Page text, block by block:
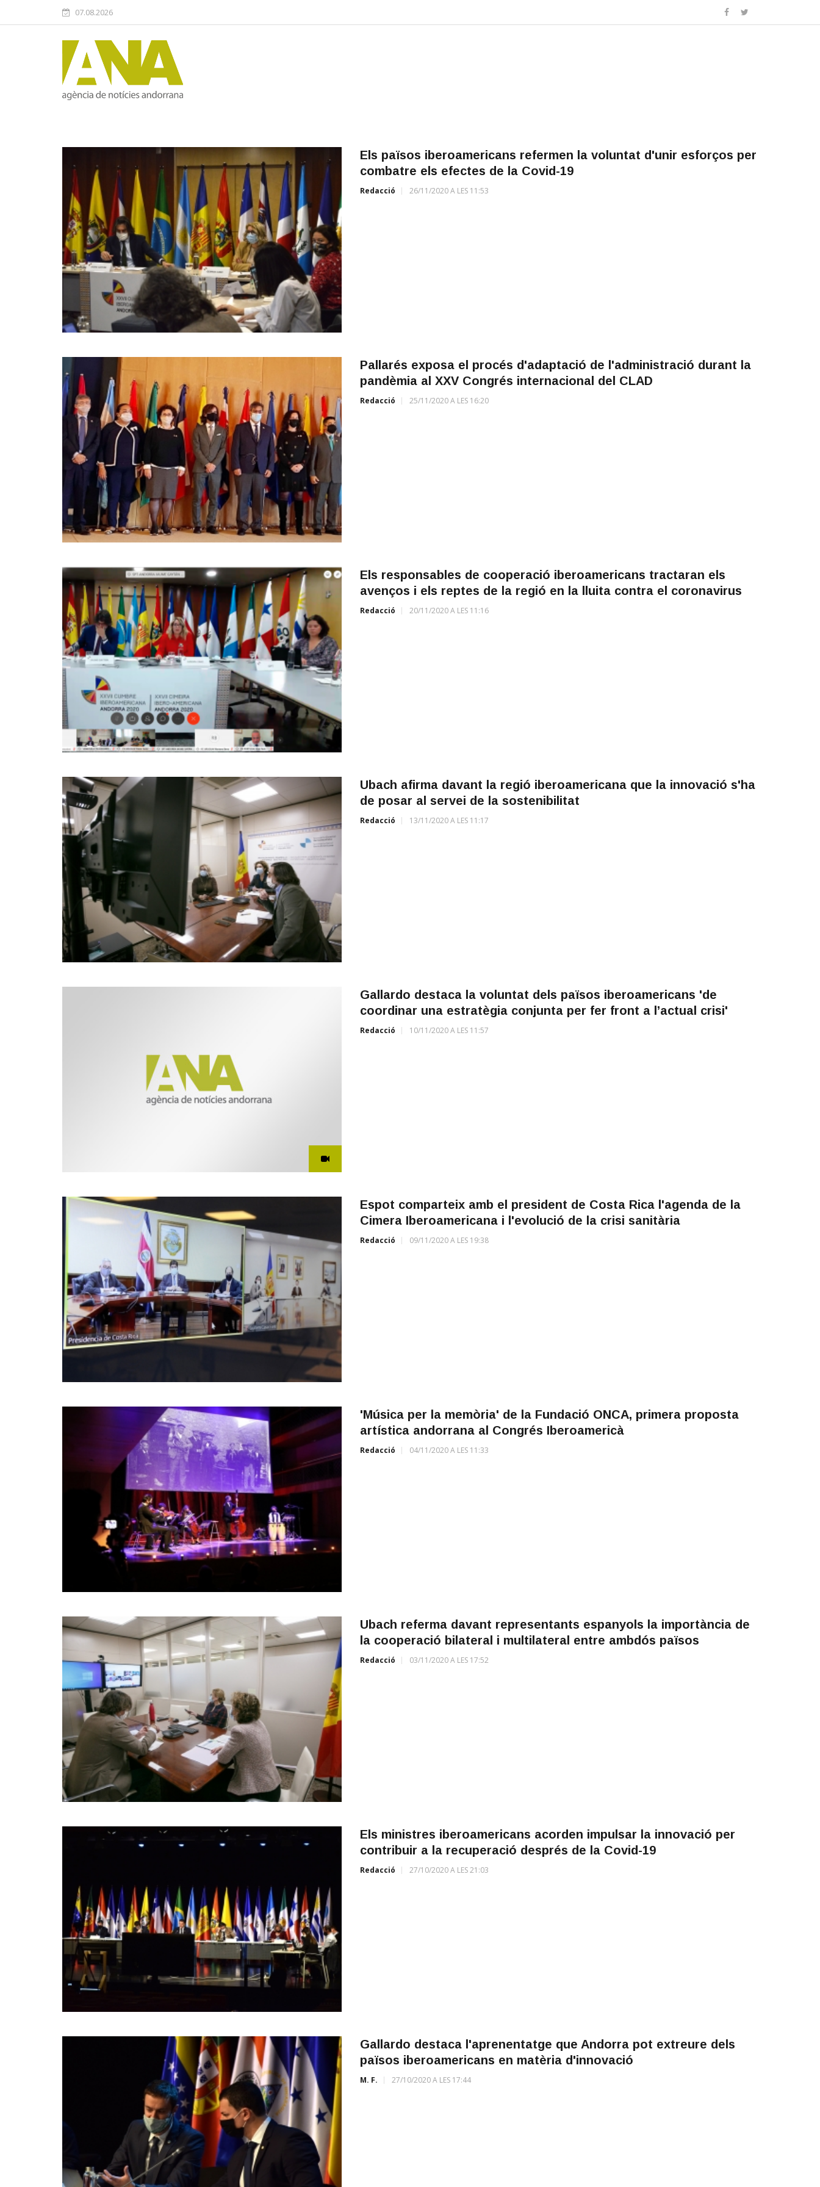
07.08.2026
Els països iberoamericans refermen la voluntat d'unir esforços per
combatre els efectes de la Covid-19
Redacció 26/11/2020 A LES 11:53
Pallarés exposa el procés d'adaptació de l'administració durant la
pandèmia al XXV Congrés internacional del CLAD
Redacció 25/11/2020 A LES 16:20
Els responsables de cooperació iberoamericans tractaran els
avenços i els reptes de la regió en la lluita contra el coronavirus
Redacció 20/11/2020 A LES 11:16
Ubach afirma davant la regió iberoamericana que la innovació s'ha
de posar al servei de la sostenibilitat
Redacció 13/11/2020 A LES 11:17
Gallardo destaca la voluntat dels països iberoamericans 'de
coordinar una estratègia conjunta per fer front a l’actual crisi'
Redacció 10/11/2020 A LES 11:57
Espot comparteix amb el president de Costa Rica l'agenda de la
Cimera Iberoamericana i l'evolució de la crisi sanitària
Redacció 09/11/2020 A LES 19:38
'Música per la memòria' de la Fundació ONCA, primera proposta
artística andorrana al Congrés Iberoamericà
Redacció 04/11/2020 A LES 11:33
Ubach referma davant representants espanyols la importància de
la cooperació bilateral i multilateral entre ambdós països
Redacció 03/11/2020 A LES 17:52
Els ministres iberoamericans acorden impulsar la innovació per
contribuir a la recuperació després de la Covid-19
Redacció 27/10/2020 A LES 21:03
Gallardo destaca l'aprenentatge que Andorra pot extreure dels
països iberoamericans en matèria d'innovació
M. F. 27/10/2020 A LES 17:44